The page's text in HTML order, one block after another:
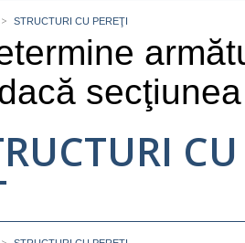
> STRUCTURI CU PEREŢI